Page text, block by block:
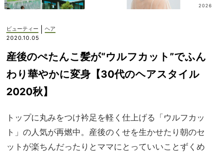
記憶
に一
生残
家族
旅】
を
大人
ッグ
え回
避！
旅行
2026
ビューティー
ヘア
2020.10.05
産後のぺたんこ髪が“ウルフカット”でふん
わり華やかに変身【30代のヘアスタイル
2020秋】
トップに丸みをつけ衿足を軽く仕上げる「ウルフカッ
ト」の人気が再燃中。産後のくせを生かせたり朝のセ
ットが楽ちんだったりとママにとっていいことずくめ